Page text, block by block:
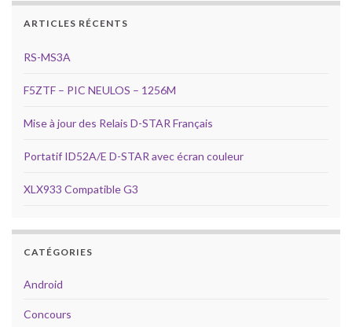
ARTICLES RÉCENTS
RS-MS3A
F5ZTF – PIC NEULOS – 1256M
Mise à jour des Relais D-STAR Français
Portatif ID52A/E D-STAR avec écran couleur
XLX933 Compatible G3
CATÉGORIES
Android
Concours